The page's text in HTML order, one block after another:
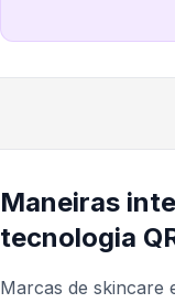
Maneiras
tecnologia
Marcas de skincare